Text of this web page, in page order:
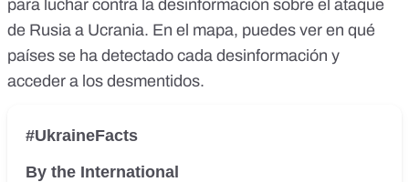
para luchar contra la desinformación sobre el ataque
de Rusia a Ucrania. En el mapa, puedes ver en qué
países se ha detectado cada desinformación y
acceder a los desmentidos.
#UkraineFacts
By the International